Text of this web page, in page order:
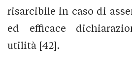
risarcibile in caso di
ed efficace
utilità [42].